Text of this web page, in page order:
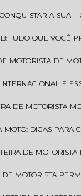
A SUA
TUDO QUE VOCÊ
MOTORISTA DE
INTERNACIONAL É
DE MOTORISTA
MOTO: DICAS PARA
DE
DE MOTORISTA